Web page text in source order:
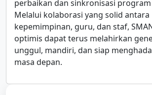
perbaikan dan sinkronisasi
Melalui kolaborasi yang solid antara
kepemimpinan, guru, dan staf,
optimis dapat terus melahirkan
unggul, mandiri, dan siap
masa depan.